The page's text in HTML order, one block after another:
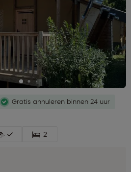
Gratis annuleren binnen 24 uur
2